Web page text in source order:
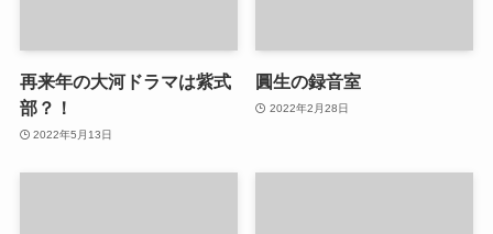
再来年の大河ドラマは紫式
部？！
2022年5月13日
圓生の録音室
2022年2月28日